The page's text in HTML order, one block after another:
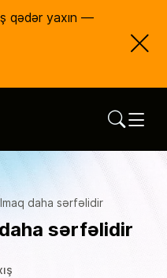
qədər yaxın —
daha sərfəlidir
sərfəlidir